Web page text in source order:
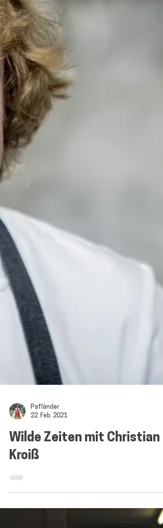
22. Feb. 2021
Kroiß